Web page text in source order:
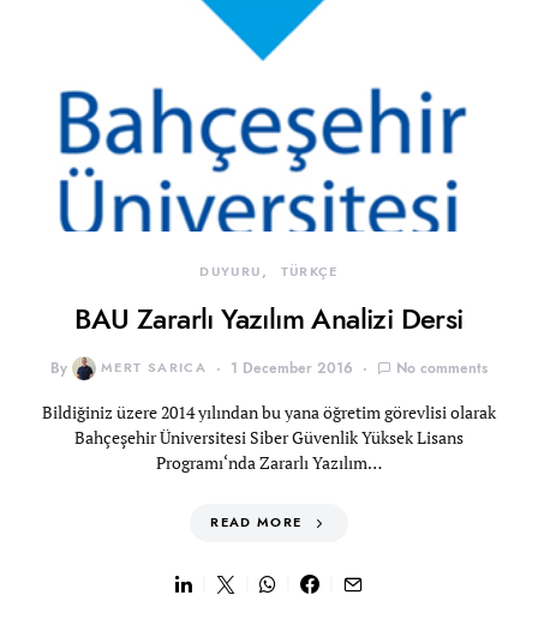
DUYURU TÜRKÇE
BAU Zararlı Yazılım Analizi Dersi
By MERT SARICA 1 December 2016 No comments
Bildiğiniz üzere 2014 yılından bu yana öğretim görevlisi olarak
Bahçeşehir Üniversitesi Siber Güvenlik Yüksek Lisans
Programı‘nda Zararlı Yazılım…
READ MORE